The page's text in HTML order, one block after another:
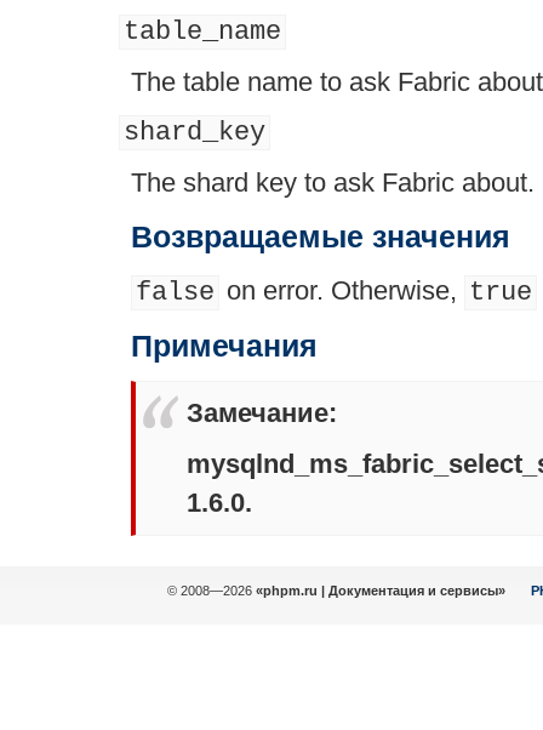
table_name
The table name to ask Fabric
shard_key
The shard key to ask Fabric about.
Возвращаемые значения
false on error. Otherwise, true
Примечания
Замечание:
1.6.0.
© 2008—2026 «phpm.ru | Документация и сервисы»